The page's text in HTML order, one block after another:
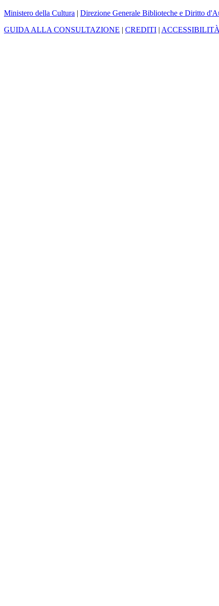
Ministero della Cultura | Direzione Generale Biblioteche e Diritto
GUIDA ALLA CONSULTAZIONE | CREDITI |